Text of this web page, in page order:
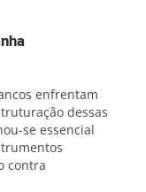
enfrentam
dessas
se essencial
contra